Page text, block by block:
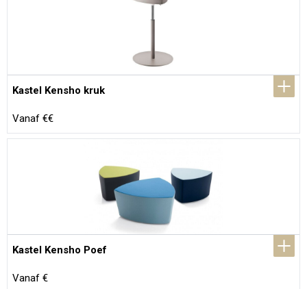
Kastel Kensho kruk
Vanaf €€
Kastel Kensho Poef
Vanaf €